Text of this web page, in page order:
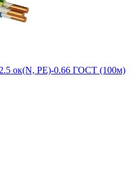
ок(N, PE)-0.66 ГОСТ (100м)